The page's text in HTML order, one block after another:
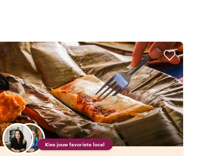
Kies jouw favoriete local